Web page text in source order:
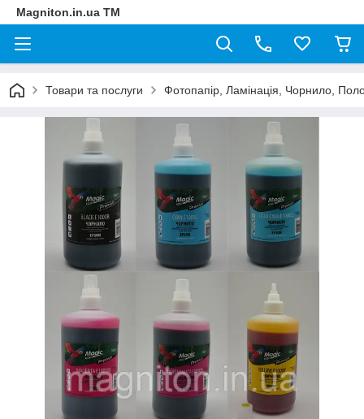
Magniton.in.ua ТМ
Товари та послуги Фотопапір, Ламінація, Чорнило,